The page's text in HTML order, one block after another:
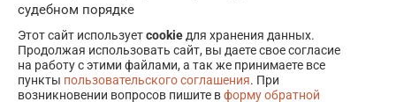
судебном порядке
Этот сайт используетcookie для хранения данных.
Продолжая использовать сайт, вы даете свое согласие
на работу с этими файлами, а так же принимаете все
пункты пользовательского соглашения. При
возникновении вопросов пишите вформу обратной